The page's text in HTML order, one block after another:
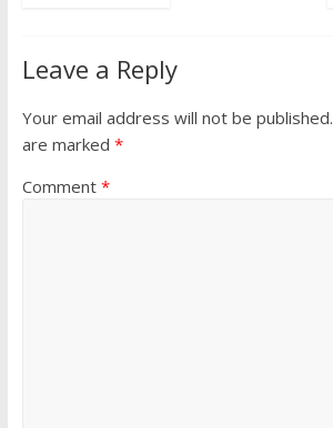
Leave a Reply
Your email address will not be published.
are marked *
Comment *